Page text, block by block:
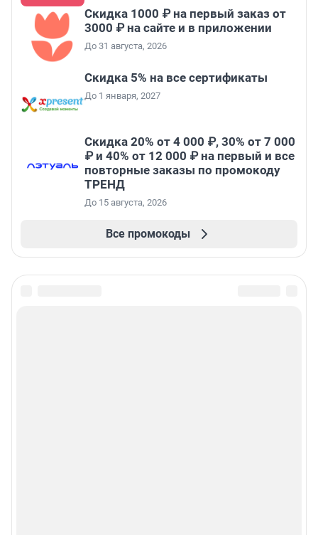
Скидка 1000 ₽ на первый заказ от
3000 ₽ на сайте и в приложении
До 31 августа, 2026
Скидка 5% на все сертификаты
До 1 января, 2027
Скидка 20% от 4 000 ₽, 30% от 7 000
₽ и 40% от 12 000 ₽ на первый и все
повторные заказы по промокоду
ТРЕНД
До 15 августа, 2026
Все промокоды